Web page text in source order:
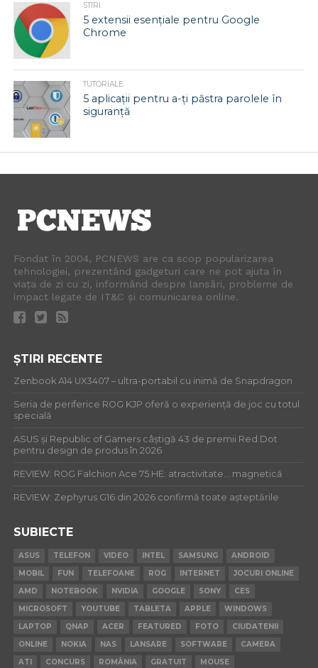
STIRI
5 extensii esențiale pentru Google
Chrome
TUTORIALE
5 aplicații pentru a-ți păstra parolele în
siguranță
Fondat în 2004, PCNEWS are ca scop popularizarea
tehnologiei, prezentând gadgeturi care ne pot ajuta în
viața de zi cu zi, informând despre lansări, probleme de
impact legate de IT&C și comunicarea online.
ȘTIRI RECENTE
Zenbook A14 UX3407 – ultra-portabil cu inimă de Snapdragon
Seria de periferice ROG KJP oferă o experiență de joc cu totul
specială
ASUS și Republic of Gamers câștigă 43 de premii Red Dot
pentru design de produs în 2026
REVIEW: ROG Falchion Ace 75 HE: atractivitate… magnetică
REVIEW: Zephyrus G16 din 2026 confirmă toate așteptările
SUBIECTE
ASUS TELEFON VIDEO INTEL SAMSUNG
ANDROID
MOBIL
FUN TELEFOANE ROG INTERNET
JOCURI ONLINE
AMD
NOTEBOOK NVIDIA GOOGLE SONY
CES
MICROSOFT
YOUTUBE TABLETA APPLE
WINDOWS
LAPTOP
QNAP ACER FEATURED FOTO
CIUDATENII
ONLINE
NOKIA NAS LANSARE SOFTWARE
CAMERA
ATI
CONCURS ROMÂNIA GRATUIT MOUSE